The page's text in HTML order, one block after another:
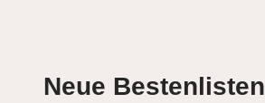
Neue Bestenlisten